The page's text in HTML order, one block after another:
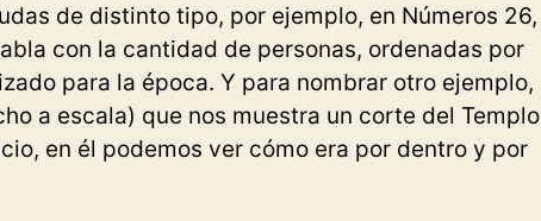
de distinto tipo, por ejemplo, en Números 26,
con la cantidad de personas, ordenadas por
para la época. Y para nombrar otro ejemplo,
a escala) que nos muestra un corte del Templo
en él podemos ver cómo era por dentro y por